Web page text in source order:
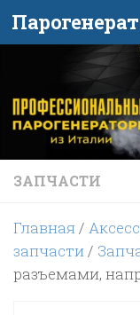
Перейти к
ЗАПЧАСТИ
Главная/
запчасти/
разъемами,